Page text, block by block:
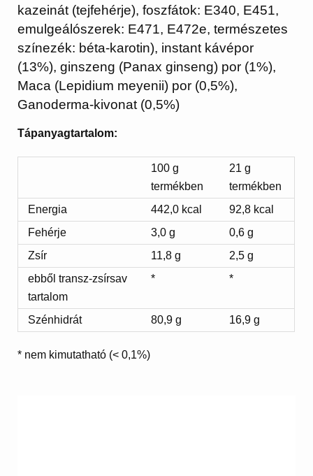
kazeinát (tejfehérje), foszfátok: E340, E451,
emulgeálószerek: E471, E472e, természetes
színezék: béta-karotin), instant kávépor
(13%), ginszeng (Panax ginseng) por (1%),
Maca (Lepidium meyenii) por (0,5%),
Ganoderma-kivonat (0,5%)
Tápanyagtartalom:
100 g
termékben
21 g
termékben
Energia
442,0 kcal
92,8 kcal
Fehérje
3,0 g
0,6 g
Zsír
11,8 g
2,5 g
ebből transz-zsírsav
tartalom
* *
Szénhidrát 80,9 g 16,9 g
* nem kimutatható (< 0,1%)